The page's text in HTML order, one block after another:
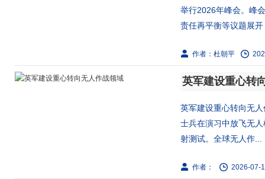
举行2026年峰会。峰
责任再平衡等议题展
作者：杜朝平
英军建设重心转
英军建设重心转向无
士兵在演习中放飞无
射测试。全球无人作...
作者： 2026-07-